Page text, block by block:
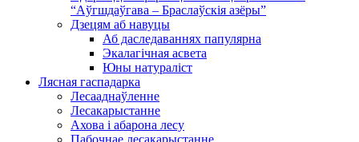
“Аўгшдаўгава – Браслаўскія азёры”
Дзецям аб навуцы
Аб даследаваннях папулярна
Экалагічная асвета
Юны натураліст
Лясная гаспадарка
Лесааднаўленне
Лесакарыстанне
Ахова і абарона лесу
Пабочнае лесакарыстанне